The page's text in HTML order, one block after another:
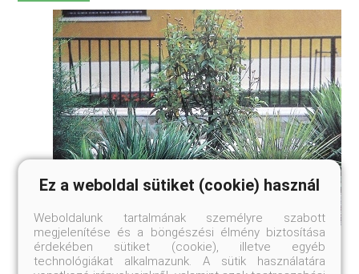
Oázis a garázstetőn
Lejtős telkeken gyakori beépítési megoldás, hogy a ház a
Ez a weboldal sütiket (cookie) használ
Weboldalunk tartalmának személyre szabott
megjelenítése és a böngészési élmény biztosítása
érdekében sütiket (cookie), illetve egyéb
technológiákat alkalmazunk. A sütik használatára